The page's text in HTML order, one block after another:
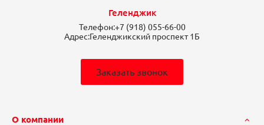
Геленджик
Телефон:+7 (918) 055-66-00
Адрес:Геленджикский проспект 1Б
Заказать звонок
О компании